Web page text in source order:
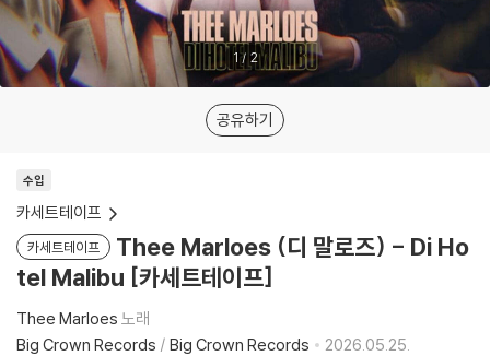
1/ 2
공유하기
수입
카세트테이프
카세트테이프
Thee Marloes (디 말로즈) - Di Ho
tel Malibu [카세트테이프]
Thee Marloes 노래
Big Crown Records / Big Crown Records
2026.05.25.